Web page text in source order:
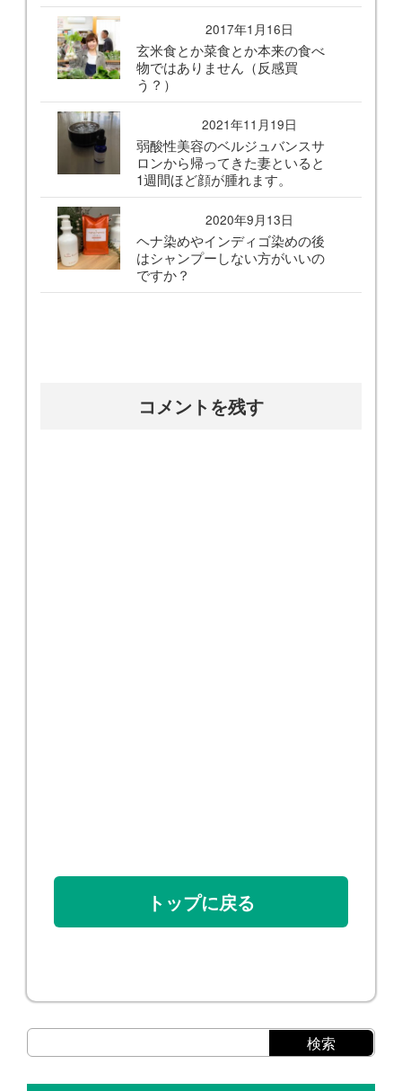
2017年1月16日
玄米食とか菜食とか本来の食べ
物ではありません（反感買
う？）
2021年11月19日
弱酸性美容のベルジュバンスサ
ロンから帰ってきた妻といると
1週間ほど顔が腫れます。
2020年9月13日
ヘナ染めやインディゴ染めの後
はシャンプーしない方がいいの
ですか？
コメントを残す
トップに戻る